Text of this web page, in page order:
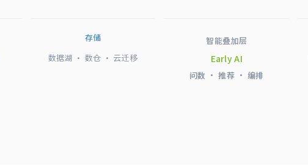
存储
数据湖 · 数仓 · 云迁移
智能叠加层
Early AI
问数 · 推荐 · 编排